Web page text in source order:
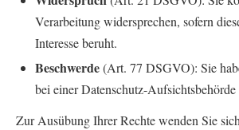
Verarbeitung widersprechen, sofern
Interesse beruht.
Beschwerde(Art. 77 DSGVO): Sie
bei einer Datenschutz-
Zur Ausübung Ihrer Rechte wenden Sie